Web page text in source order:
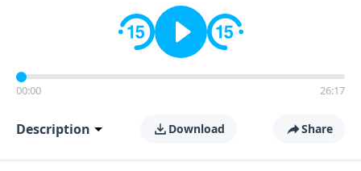
00:00 26:17
Description Download Share